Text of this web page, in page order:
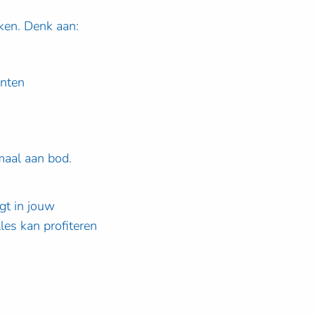
Denk aan:
aan bod.
in jouw
kan profiteren